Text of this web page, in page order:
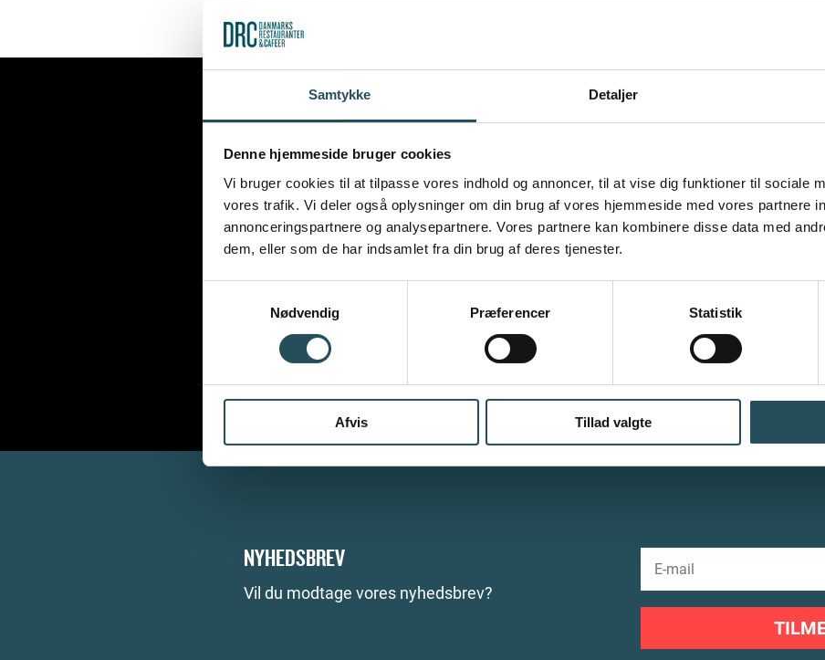
Samtykke Detaljer
Denne hjemmeside bruger cookies
Vi bruger cookies til at tilpasse vores indhold og annoncer, til at vise dig funktioner til sociale
vores trafik. Vi deler også oplysninger om din brug af vores hjemmeside med vores partnere
annonceringspartnere og analysepartnere. Vores partnere kan kombinere disse data med
dem, eller som de har indsamlet fra din brug af deres tjenester.
Nødvendig
Præferencer Statistik
Afvis Tillad valgte
VIL DU VIDE MERE OM
VORES ARBEJDE
NYHEDSBREV
Vil du modtage vores nyhedsbrev?